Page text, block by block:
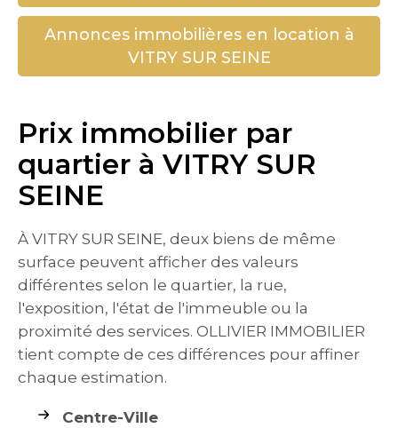
Annonces immobilières en location à
VITRY SUR SEINE
Prix immobilier par
quartier à VITRY SUR
SEINE
À VITRY SUR SEINE, deux biens de même
surface peuvent afficher des valeurs
différentes selon le quartier, la rue,
l'exposition, l'état de l'immeuble ou la
proximité des services. OLLIVIER IMMOBILIER
tient compte de ces différences pour affiner
chaque estimation.
Centre-Ville